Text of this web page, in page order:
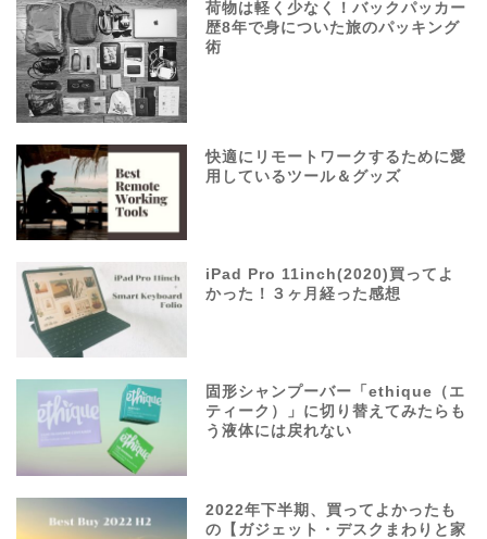
荷物は軽く少なく！バックパッカー
歴8年で身についた旅のパッキング
術
快適にリモートワークするために愛
用しているツール＆グッズ
iPad Pro 11inch(2020)買ってよ
かった！３ヶ月経った感想
固形シャンプーバー「ethique（エ
ティーク）」に切り替えてみたらも
う液体には戻れない
2022年下半期、買ってよかったも
の【ガジェット・デスクまわりと家